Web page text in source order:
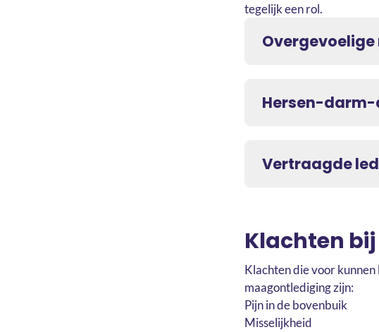
tegelijk een rol.
Hersen-darm-
Vertraagde
Klachten
Klachten die voor
maagontlediging zijn:
Pijn in de bovenbuik
Misselijkheid